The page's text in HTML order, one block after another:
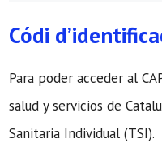
Códi
Para poder acceder al
salud y servicios de
Sanitaria Individual (TSI).